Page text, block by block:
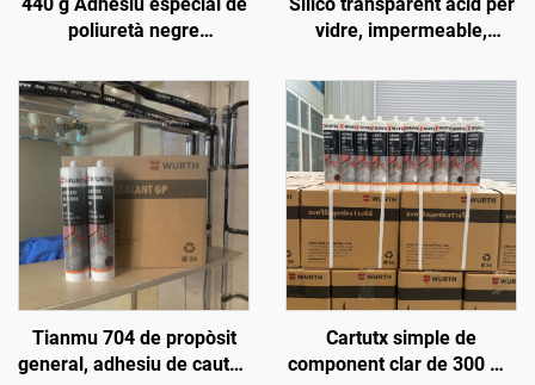
poliuretà negre
de cotxe, reparació de
filtracions en claraboïgues
de caixa, goma per a
parabrisa del davant
vidre, impermeable,
cola per aquari i peixera
Tianmu 704 de propòsit
general, adhesiu de cautxó
Cartutx simple de
component clar de 300 ml,